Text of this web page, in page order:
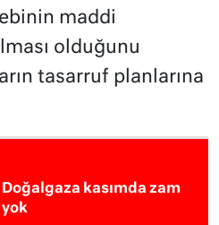
maddi
olduğunu
tasarruf planlarına
Doğalgaza kasımda zam
yok